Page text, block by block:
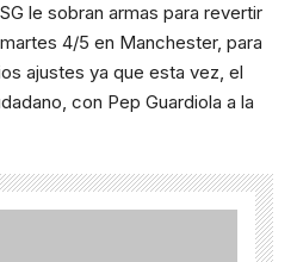
le sobran armas para revertir
4/5 en Manchester, para
ajustes ya que esta vez, el
con Pep Guardiola a la